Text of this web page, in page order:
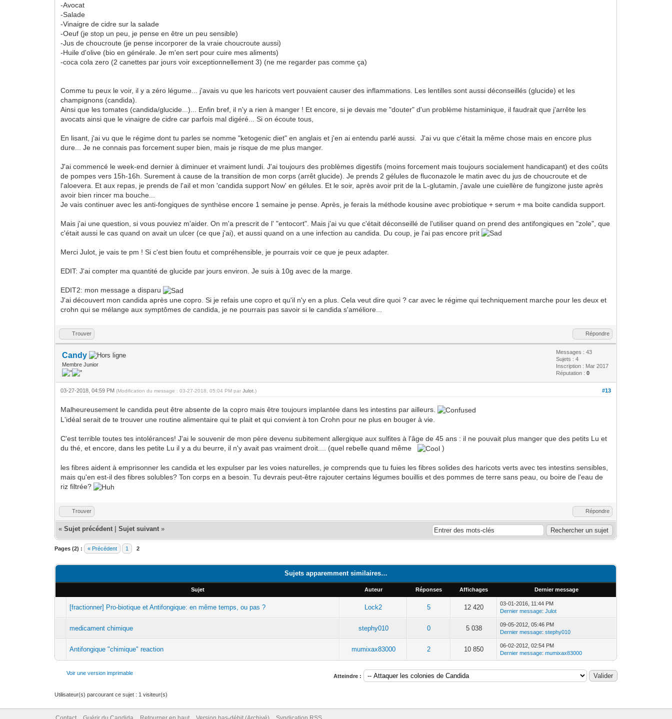
-Avocat
-Salade
-Vinaigre de cidre sur la salade
-Oeuf (je stop un peu, je pense en être un peu sensible)
-Jus de choucroute (je pense incorporer de la vraie choucroute aussi)
-Huile d'olive (bio en générale. Je m'en sert pour cuire mes aliments)
-coca cola zero (2 canettes par jours voir exceptionnellement 3) (ne me regarder pas comme ça)
Comme tu peux le voir, il y a zéro légume... j'avais vu que les haricots vert pouvaient causer des inflammations. Les lentilles sont aussi déconseillés (glucide) et les
champignons (candida).
Ainsi que les tomates (candida/glucide...)... Enfin bref, il n'y a rien à manger ! Et encore, si je devais me "douter" d'un problème histaminique, il faudrait que j'arrête les
avocats ainsi que le vinaigre de cidre car parfois mal digéré... Si on écoute tous,
En lisant, j'ai vu que le régime dont tu parles se nomme "ketogenic diet" en anglais et j'en ai entendu parlé aussi. J'ai vu que c'était la même chose mais en encore plus
dure... Je ne connais pas forcement super bien, mais je risque de me plus manger.
J'ai commencé le week-end dernier à diminuer et vraiment lundi. J'ai toujours des problèmes digestifs (moins forcement mais toujours socialement handicapant) et des coûts
de pompes vers 15h-16h. Surement à cause de la transition de mon corps (arrêt glucide). Je prends 2 gélules de fluconazole le matin avec du jus de choucroute et de
l'aloevera. Et aux repas, je prends de l'ail et mon 'candida support Now' en gélules. Et le soir, après avoir prit de la L-glutamin, j'avale une cuiellère de fungizone juste après
avoir bien rincer ma bouche...
Je vais continuer avec les anti-fongiques de synthèse encore 1 semaine je pense. Après, je ferais la méthode kousine avec probiotique + serum + ma boite candida support.
Mais j'ai une question, si vous pouviez m'aider. On m'a prescrit de l' "entocort". Mais j'ai vu que c'était déconseillé de l'utiliser quand on prend des antifongiques en "zole", que
c'était aussi le cas quand on avait un ulcer (ce que j'ai), et aussi quand on a une infection au candida. Du coup, je l'ai pas encore prit
Merci Julot, je vais te pm ! Si c'est bien foutu et compréhensible, je pourrais voir ce que je peux adapter.
EDIT: J'ai compter ma quantité de glucide par jours environ. Je suis à 10g avec de la marge.
EDIT2: mon message a disparu
J'ai découvert mon candida après une copro. Si je refais une copro et qu'il n'y en a plus. Cela veut dire quoi ? car avec le régime qui techniquement marche pour les deux et
crohn qui se mélange aux symptômes de candida, je ne pourrais pas savoir si le candida s'améliore...
Trouver Répondre
Candy
Membre Junior
Messages : 43
Sujets : 4
Inscription : Mar 2017
Réputation :0
#13
03-27-2018, 04:59 PM(Modification du message : 03-27-2018, 05:04 PM parJulot.)
Malheureusement le candida peut être absente de la copro mais être toujours implantée dans les intestins par ailleurs.
L'idéal serait de te trouver une routine alimentaire qui te plait et qui convient à ton Crohn pour ne plus en bouger à vie.
C'est terrible toutes tes intolérances! J'ai le souvenir de mon père devenu subitement allergique aux sulfites à l'âge de 45 ans : il ne pouvait plus manger que des petits Lu et
du thé, et encore, dans les petite Lu il y a du beurre, il n'y avait pas vraiment droit.... (quel rebelle quand même
)
les fibres aident à emprisonner les candida et les expulser par les voies naturelles, je comprends que tu fuies les fibres solides des haricots verts avec tes intestins sensibles,
mais qu'en est-il des fibres solubles? Ton corps en a besoin. Tu devrais peut-être rajouter certains légumes bouillis et des pommes de terre sans peau, ou boire de l'eau de
riz filtrée?
Trouver Répondre
«Sujet précédent |Sujet suivant »
Pages (2) : « Précédent 1 2
Sujets apparemment similaires…
Sujet Auteur Réponses Affichages Dernier message
[fractionner] Pro-biotique et Antifongique: en même temps, ou pas ? Lock2 5 12 420
03-01-2016, 11:44 PM
Dernier message:Julot
medicament chimique stephy010 0 5 038
09-05-2012, 05:46 PM
Dernier message:stephy010
Antifongique "chimique" reaction mumixax83000 2 10 850
06-02-2012, 02:54 PM
Dernier message:mumixax83000
Voir une version imprimable Atteindre :
Utilisateur(s) parcourant ce sujet : 1 visiteur(s)